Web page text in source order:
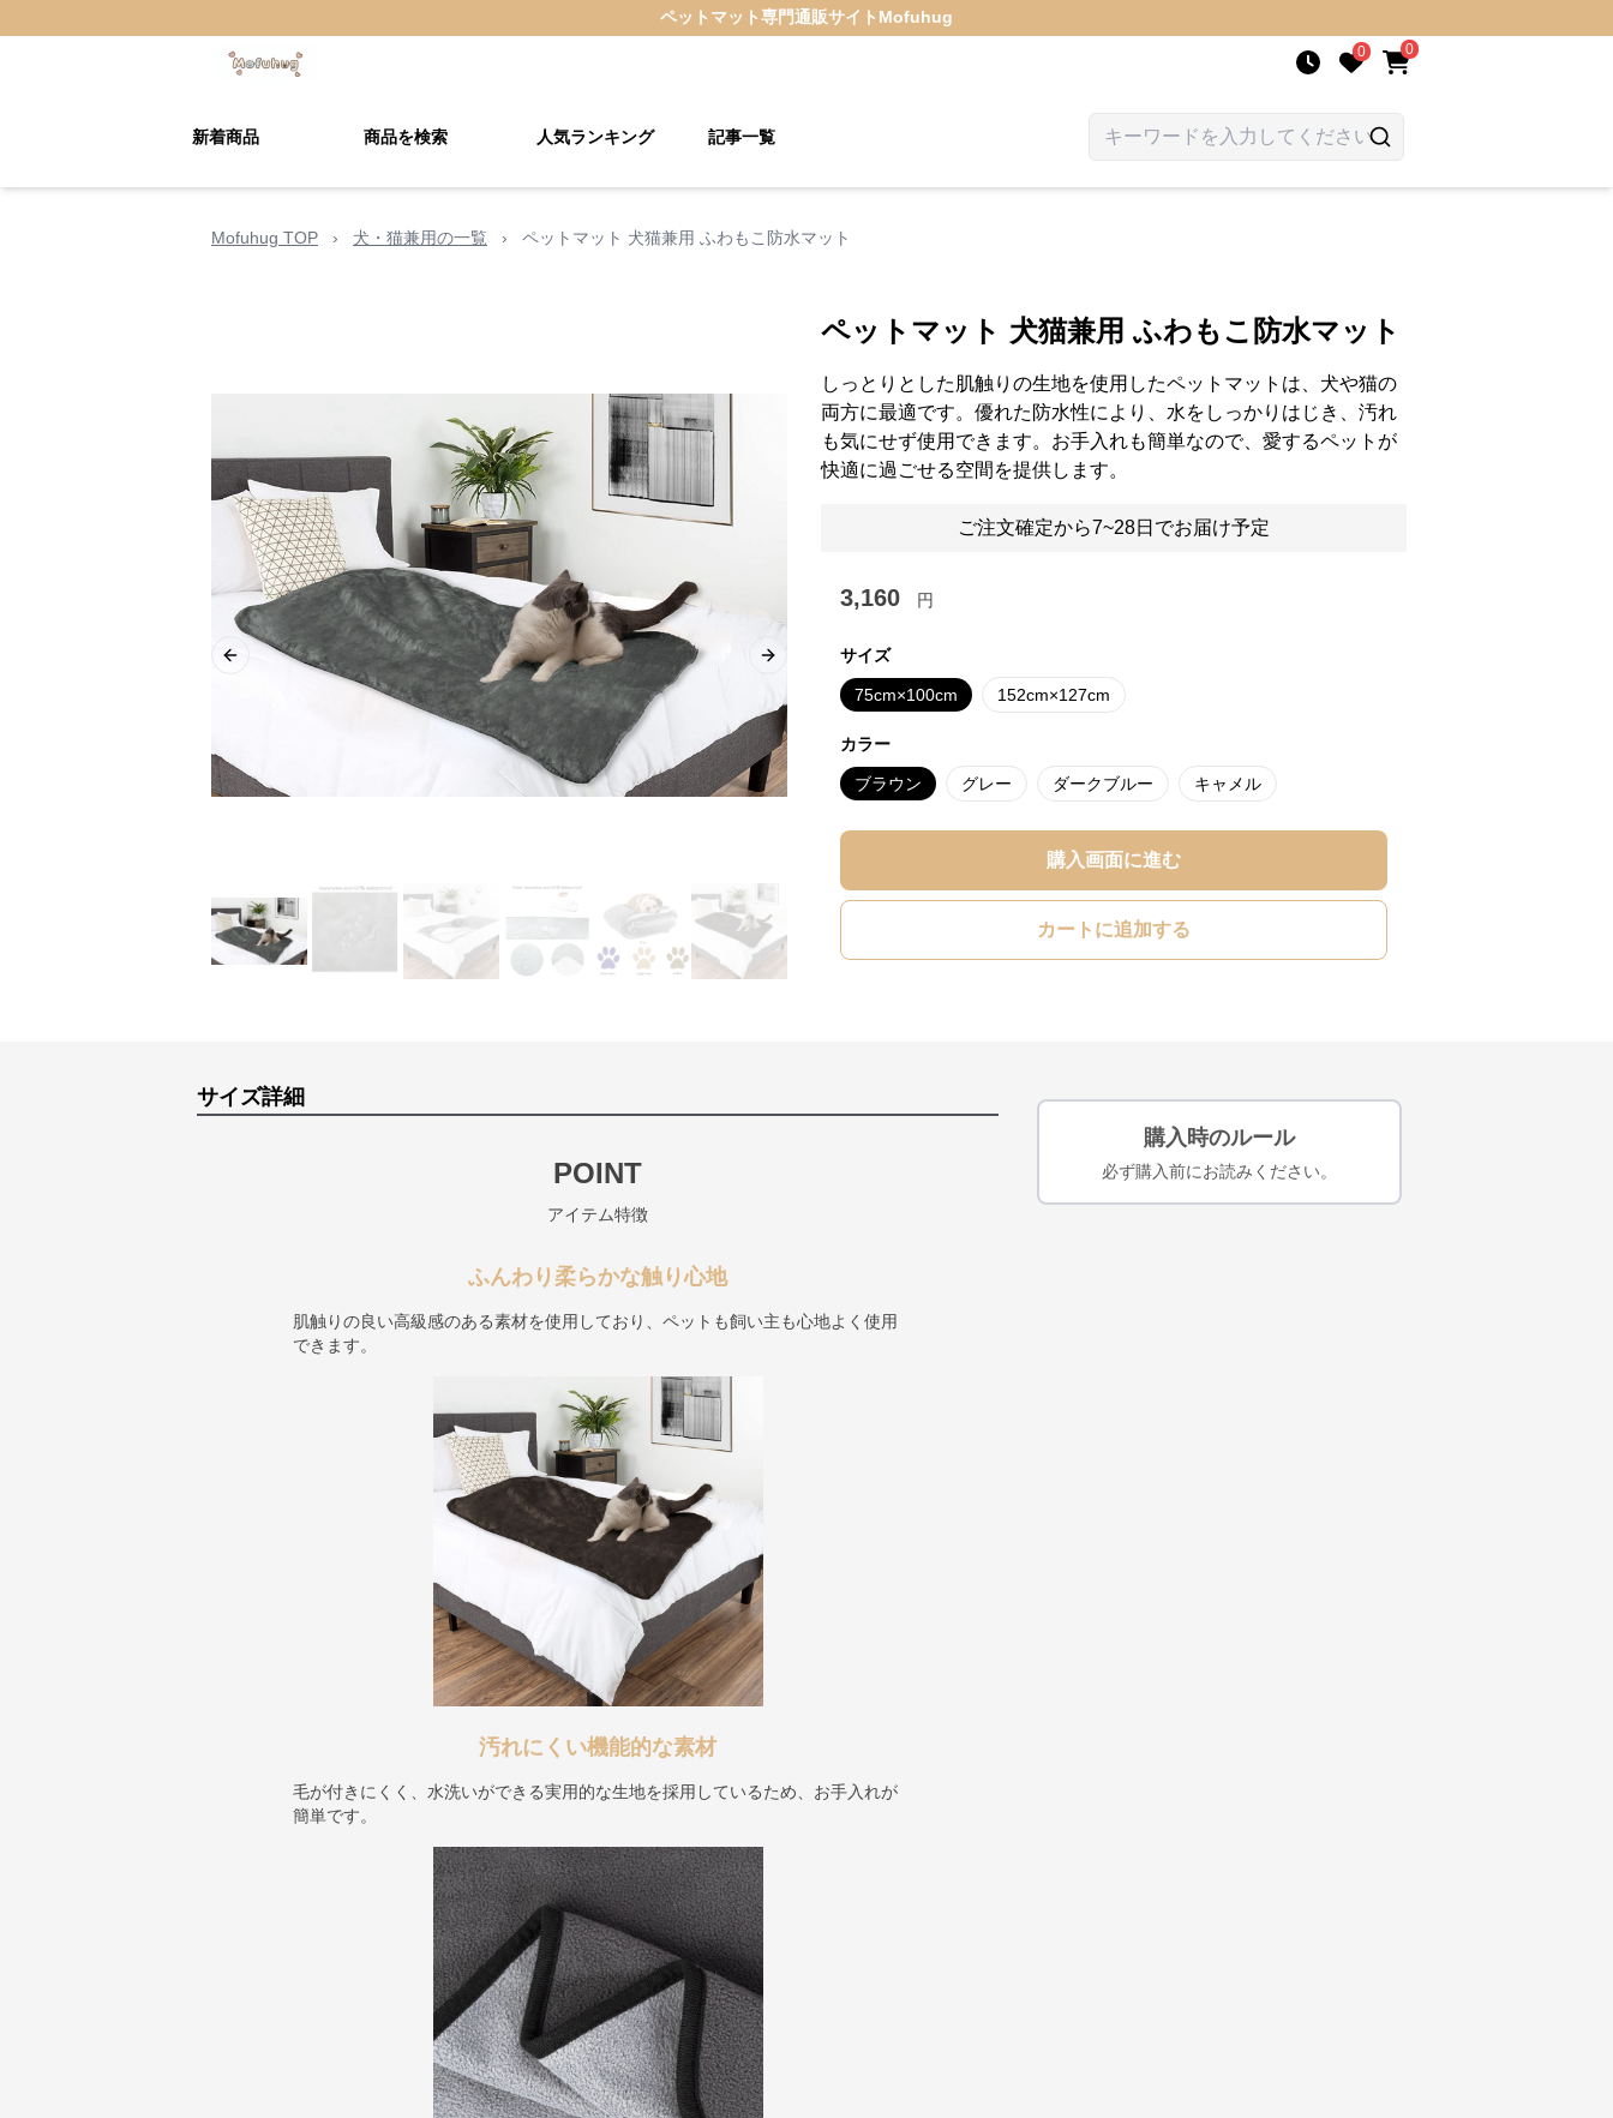
ペットマット専門通販サイト Mofuhug
0 0
新着商品 商品を検索 人気ランキング 記事一覧
Mofuhug TOP › 犬・猫兼用の一覧 › ペットマット 犬猫兼用 ふわもこ防水マット
Previous slide Next slide
ペットマット 犬猫兼用 ふわもこ防水マット
しっとりとした肌触りの生地を使用したペットマットは、犬や猫の
両方に最適です。優れた防水性により、水をしっかりはじき、汚れ
も気にせず使用できます。お手入れも簡単なので、愛するペットが
快適に過ごせる空間を提供します。
ご注文確定から7~28日でお届け予定
3,160 円
サイズ
75cm×100cm 152cm×127cm
カラー
ブラウン グレー ダークブルー キャメル
購入画面に進む
カートに追加する
サイズ詳細
POINT
アイテム特徴
ふんわり柔らかな触り心地
肌触りの良い高級感のある素材を使用しており、ペットも飼い主も心地よく使用
できます。
汚れにくい機能的な素材
毛が付きにくく、水洗いができる実用的な生地を採用しているため、お手入れが
簡単です。
購入時のルール
必ず購入前にお読みください。